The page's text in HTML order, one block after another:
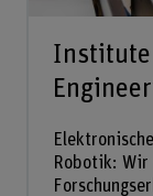
Institute
Robotik: Wir